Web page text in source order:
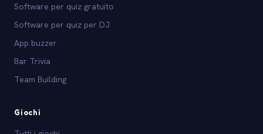
Software per quiz gratuito
Software per quiz per DJ
App buzzer
Bar Trivia
Team Building
Giochi